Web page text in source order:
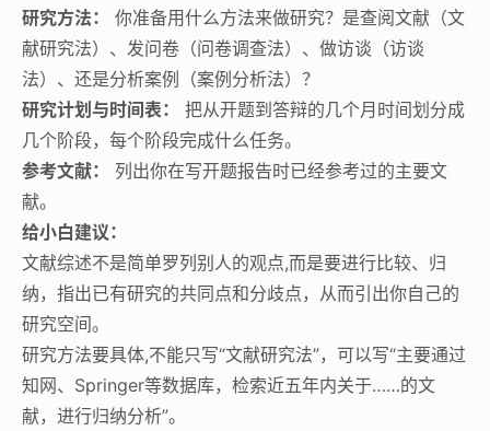
研究方法：
你准备用什么方法来做研究？是查阅文献（文
献研究法）、发问卷（问卷调查法）、做访谈（访谈
法）、还是分析案例（案例分析法）？
研究计划与时间表：
把从开题到答辩的几个月时间划分成
几个阶段，每个阶段完成什么任务。
参考文献：
列出你在写开题报告时已经参考过的主要文
献。
给小白建议：
文献综述不是简单罗列别人的观点,而是要进行比较、归
纳，指出已有研究的共同点和分歧点，从而引出你自己的
研究空间。
研究方法要具体,不能只写“文献研究法”，可以写“主要通过
知网、Springer等数据库，检索近五年内关于……的文
献，进行归纳分析”。